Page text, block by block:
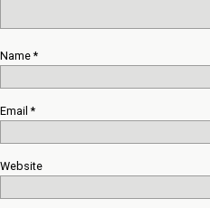
Name*
Email*
Website